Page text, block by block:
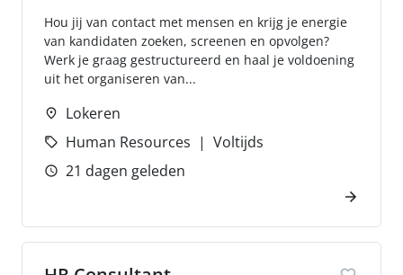
Hou jij van contact met mensen en krijg je energie
van kandidaten zoeken, screenen en opvolgen?
Werk je graag gestructureerd en haal je voldoening
uit het organiseren van...
Lokeren
Human Resources
Voltijds
21 dagen geleden